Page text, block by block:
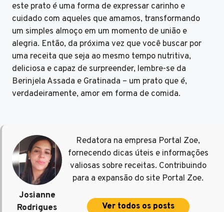
este prato é uma forma de expressar carinho e
cuidado com aqueles que amamos, transformando
um simples almoço em um momento de união e
alegria. Então, da próxima vez que você buscar por
uma receita que seja ao mesmo tempo nutritiva,
deliciosa e capaz de surpreender, lembre-se da
Berinjela Assada e Gratinada – um prato que é,
verdadeiramente, amor em forma de comida.
Josianne
Rodrigues
Redatora na empresa Portal Zoe,
fornecendo dicas úteis e informações
valiosas sobre receitas. Contribuindo
para a expansão do site Portal Zoe.
Ver todos os posts